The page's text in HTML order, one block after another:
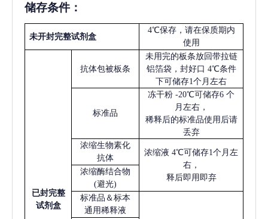
储存条件：
未开封完整试剂盒
4℃保存，请在保质期内
使用
已封完整
试剂盒
抗体包被板条
未用完的板条放回带拉链
铝箔袋，封好口 4℃条件
下可储存1个月左右
标准品
冻干粉 -20℃可储存6 个
月左右，
稀释后的标准品使用后请
丢弃
浓缩生物素化
抗体
浓缩液 4℃可储存1个月左
右，
释后即用即弃
浓缩酶结合物
(避光)
标准品＆标本
通用稀释液